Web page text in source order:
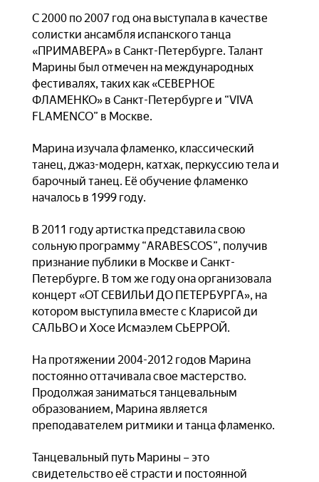
С 2000 по 2007 год она выступала в качестве
солистки ансамбля испанского танца
«ПРИМАВЕРА» в Санкт-Петербурге. Талант
Марины был отмечен на международных
фестивалях, таких как «СЕВЕРНОЕ
ФЛАМЕНКО» в Санкт-Петербурге и “VIVA
FLAMENCO” в Москве.
Марина изучала фламенко, классический
танец, джаз-модерн, катхак, перкуссию тела и
барочный танец. Её обучение фламенко
началось в 1999 году.
В 2011 году артистка представила свою
сольную программу “ARABESCOS”, получив
признание публики в Москве и Санкт-
Петербурге. В том же году она организовала
концерт «ОТ СЕВИЛЬИ ДО ПЕТЕРБУРГА», на
котором выступила вместе с Кларисой ди
САЛЬВО и Хосе Исмаэлем СЬЕРРОЙ.
На протяжении 2004-2012 годов Марина
постоянно оттачивала свое мастерство.
Продолжая заниматься танцевальным
образованием, Марина является
преподавателем ритмики и танца фламенко.
Танцевальный путь Марины – это
свидетельство её страсти и постоянной